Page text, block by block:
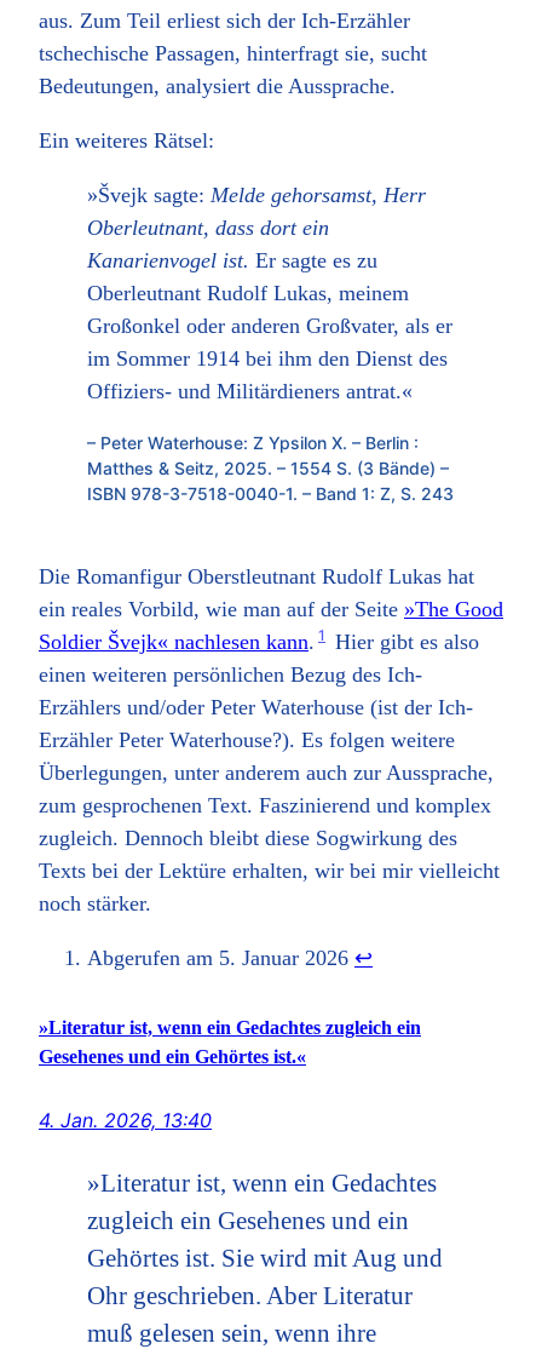
aus. Zum Teil erliest sich der Ich-Erzähler
tschechische Passagen, hinterfragt sie, sucht
Bedeutungen, analysiert die Aussprache.
Ein weiteres Rätsel:
»Švejk sagte: Melde gehorsamst, Herr
Oberleutnant, dass dort ein
Kanarienvogel ist. Er sagte es zu
Oberleutnant Rudolf Lukas, meinem
Großonkel oder anderen Großvater, als er
im Sommer 1914 bei ihm den Dienst des
Offiziers- und Militärdieners antrat.«
– Peter Waterhouse: Z Ypsilon X. – Berlin :
Matthes & Seitz, 2025. – 1554 S. (3 Bände) –
ISBN 978-3-7518-0040-1. – Band 1: Z, S. 243
Die Romanfigur Oberstleutnant Rudolf Lukas hat
ein reales Vorbild, wie man auf der Seite »The Good
Soldier Švejk« nachlesen kann. 1
Hier gibt es also
einen weiteren persönlichen Bezug des Ich-
Erzählers und/oder Peter Waterhouse (ist der Ich-
Erzähler Peter Waterhouse?). Es folgen weitere
Überlegungen, unter anderem auch zur Aussprache,
zum gesprochenen Text. Faszinierend und komplex
zugleich. Dennoch bleibt diese Sogwirkung des
Texts bei der Lektüre erhalten, wir bei mir vielleicht
noch stärker.
Abgerufen am 5. Januar 2026 ↩︎
»Literatur ist, wenn ein Gedachtes zugleich ein
Gesehenes und ein Gehörtes ist.«
4. Jan. 2026, 13:40
»Literatur ist, wenn ein Gedachtes
zugleich ein Gesehenes und ein
Gehörtes ist. Sie wird mit Aug und
Ohr geschrieben. Aber Literatur
muß gelesen sein, wenn ihre